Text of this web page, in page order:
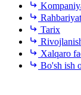
Rahbariyat
Tarix
Xalqaro
Bo'sh ish